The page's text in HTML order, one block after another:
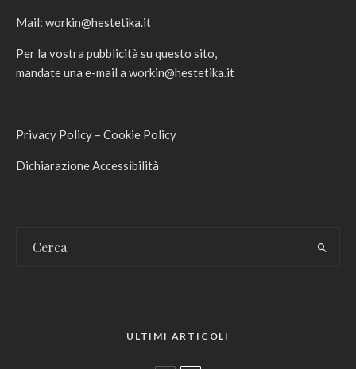
Mail: workin@hestetika.it
Per la vostra pubblicità su questo sito,
mandate una e-mail a workin@hestetika.it
Privacy Policy – Cookie Policy
Dichiarazione Accessibilità
ULTIMI ARTICOLI